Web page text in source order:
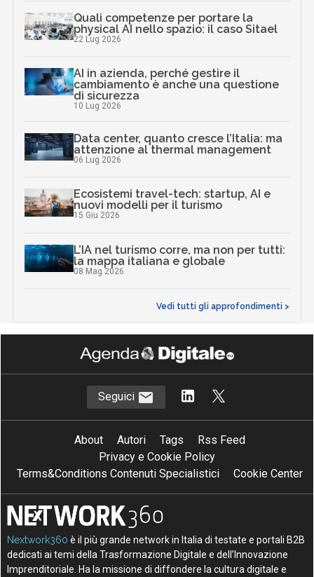
Quali competenze per portare la
physical AI nello spazio: il caso Sitael
22 Lug 2026
AI in azienda, perché gestire il
cambiamento è anche una questione
di sicurezza
10 Lug 2026
Data center, quanto cresce l’Italia: ma
attenzione al thermal management
06 Lug 2026
Ecosistemi travel-tech: startup, AI e
nuovi modelli per il turismo
15 Giu 2026
L’IA nel turismo corre, ma non per tutti:
la mappa italiana e globale
08 Mag 2026
Vedi tutti gli approfondimenti >
Seguici
About Autori Tags
Rss Feed
Privacy e Cookie Policy
Terms&Conditions Contenuti Specialistici
Cookie Center
Nextwork360 è il più grande network in Italia di testate e portali B2B
dedicati ai temi della Trasformazione Digitale e dell’Innovazione
Imprenditoriale. Ha la missione di diffondere la cultura digitale e